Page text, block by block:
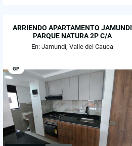
ARRIENDO APARTAMENTO JAMUNDI
PARQUE NATURA 2P C/A
En: Jamundí, Valle del Cauca
GP